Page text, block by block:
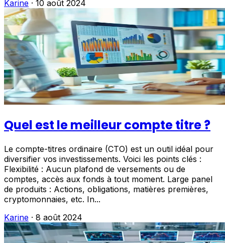
Karine · 10 août 2024
Quel est le meilleur compte titre ?
Le compte-titres ordinaire (CTO) est un outil idéal pour
diversifier vos investissements. Voici les points clés :
Flexibilité : Aucun plafond de versements ou de
comptes, accès aux fonds à tout moment. Large panel
de produits : Actions, obligations, matières premières,
cryptomonnaies, etc. In...
Karine · 8 août 2024